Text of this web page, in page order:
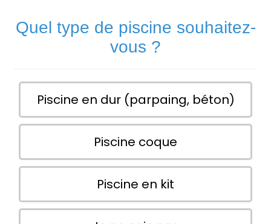
Quel type de piscine souhaitez-
vous ?
Piscine en dur (parpaing, béton)
Piscine coque
Piscine en kit